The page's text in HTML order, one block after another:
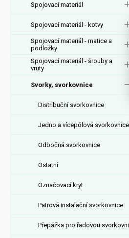
Spojovací materiál
Spojovací materiál - kotvy
Spojovací materiál - matice a
podložky
Spojovací materiál - šrouby a
vruty
Svorky, svorkovnice
Distribuční svorkovnice
Jedno a vícepólová svorkovnice
Odbočná svorkovnice
Ostatní
Označovací kryt
Patrová instalační svorkovnice
Přepážka pro řadovou